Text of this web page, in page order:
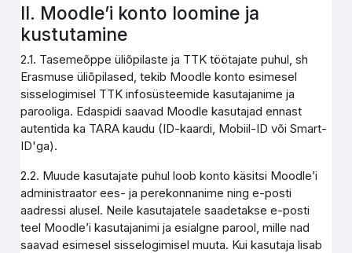
II. Moodle’i konto loomine ja
kustutamine
2.1. Tasemeõppe üliõpilaste ja TTK töötajate puhul, sh
Erasmuse üliõpilased, tekib Moodle konto esimesel
sisselogimisel TTK infosüsteemide kasutajanime ja
parooliga. Edaspidi saavad Moodle kasutajad ennast
autentida ka TARA kaudu (ID-kaardi, Mobiil-ID või Smart-
ID'ga).
2.2. Muude kasutajate puhul loob konto käsitsi Moodle’i
administraator ees- ja perekonnanime ning e-posti
aadressi alusel. Neile kasutajatele saadetakse e-posti
teel Moodle’i kasutajanimi ja esialgne parool, mille nad
saavad esimesel sisselogimisel muuta. Kui kasutaja lisab